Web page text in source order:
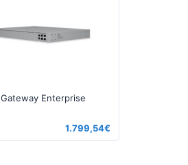
Gateway Enterprise
1.799,54€